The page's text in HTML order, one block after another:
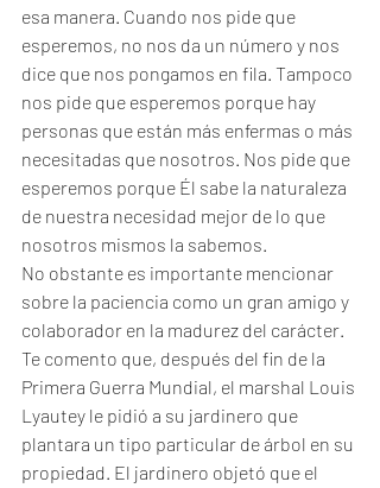
esa manera. Cuando nos pide que
esperemos, no nos da un número y nos
dice que nos pongamos en fila. Tampoco
nos pide que esperemos porque hay
personas que están más enfermas o más
necesitadas que nosotros. Nos pide que
esperemos porque Él sabe la naturaleza
de nuestra necesidad mejor de lo que
nosotros mismos la sabemos.
No obstante es importante mencionar
sobre la paciencia como un gran amigo y
colaborador en la madurez del carácter.
Te comento que, después del fin de la
Primera Guerra Mundial, el marshal Louis
Lyautey le pidió a su jardinero que
plantara un tipo particular de árbol en su
propiedad. El jardinero objetó que el